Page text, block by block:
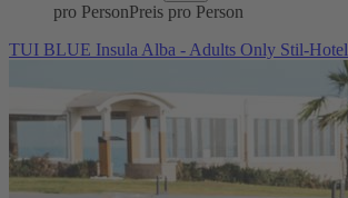
pro PersonPreis pro Person
TUI BLUE Insula Alba - Adults Only Stil-Hotel